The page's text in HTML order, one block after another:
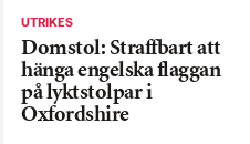
UTRIKES
Domstol: Straffbart att
hänga engelska flaggan
på lyktstolpar i
Oxfordshire